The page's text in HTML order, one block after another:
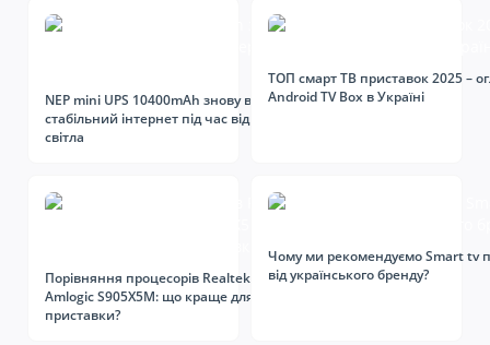
NEP mini UPS 10400mAh знову в наявності:
стабільний інтернет під час відключень
світла
ТОП смарт ТВ приставок 2025 –
Android TV Box в Україні
Порівняння процесорів Realtek RTD1325 та
Amlogic S905X5M: що краще для смарт-
приставки?
Чому ми рекомендуємо Smart tv
від українського бренду?